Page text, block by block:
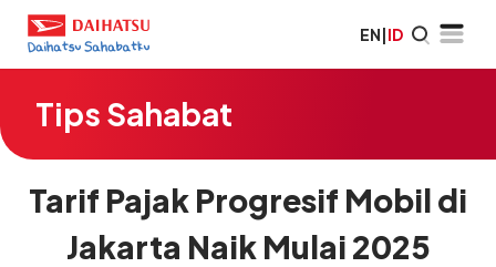
EN|ID
Tips Sahabat
Tarif Pajak Progresif Mobil di
Jakarta Naik Mulai 2025